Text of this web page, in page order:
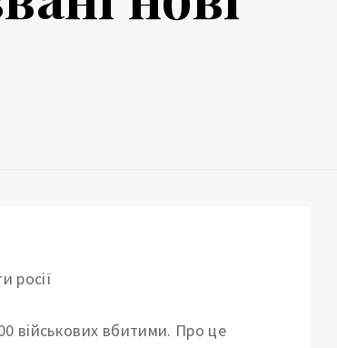
військових вбитими. Про це